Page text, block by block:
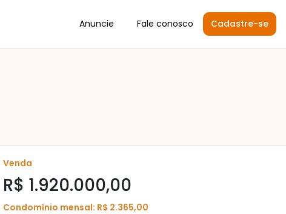
Anuncie Fale conosco Cadastre-se
Venda
R$ 1.920.000,00
Condomínio mensal: R$ 2.365,00